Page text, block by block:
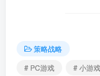
策略战略
# PC游戏
# 小游戏